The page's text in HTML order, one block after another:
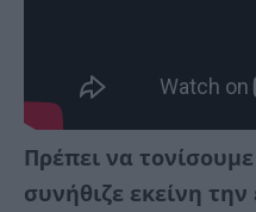
Πρέπει να
συνήθιζε εκείνη